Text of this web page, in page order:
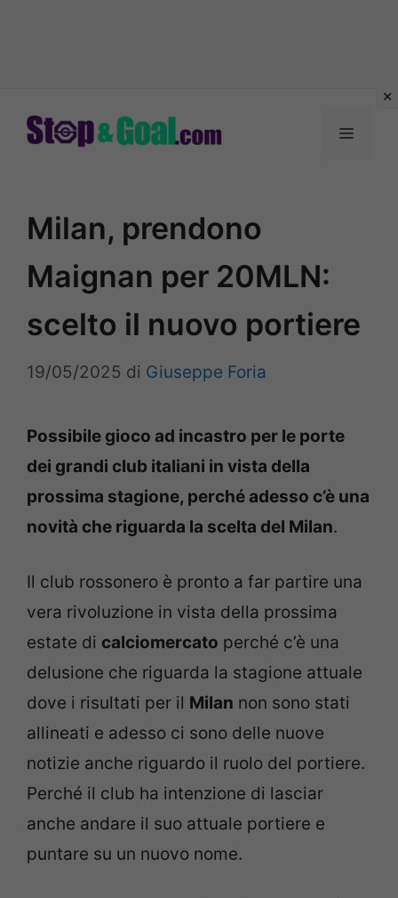
Menu
Milan, prendono
Maignan per 20MLN:
scelto il nuovo portiere
19/05/2025 di Giuseppe Foria
Possibile gioco ad incastro per le porte
dei grandi club italiani in vista della
prossima stagione, perché adesso c’è una
novità che riguarda la scelta del Milan.
Il club rossonero è pronto a far partire una
vera rivoluzione in vista della prossima
estate di calciomercato perché c’è una
delusione che riguarda la stagione attuale
dove i risultati per il Milan non sono stati
allineati e adesso ci sono delle nuove
notizie anche riguardo il ruolo del portiere.
Perché il club ha intenzione di lasciar
anche andare il suo attuale portiere e
puntare su un nuovo nome.